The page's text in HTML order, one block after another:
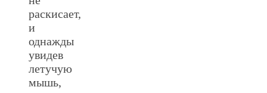
раскисает,
и
однажды
увидев
летучую
мышь,